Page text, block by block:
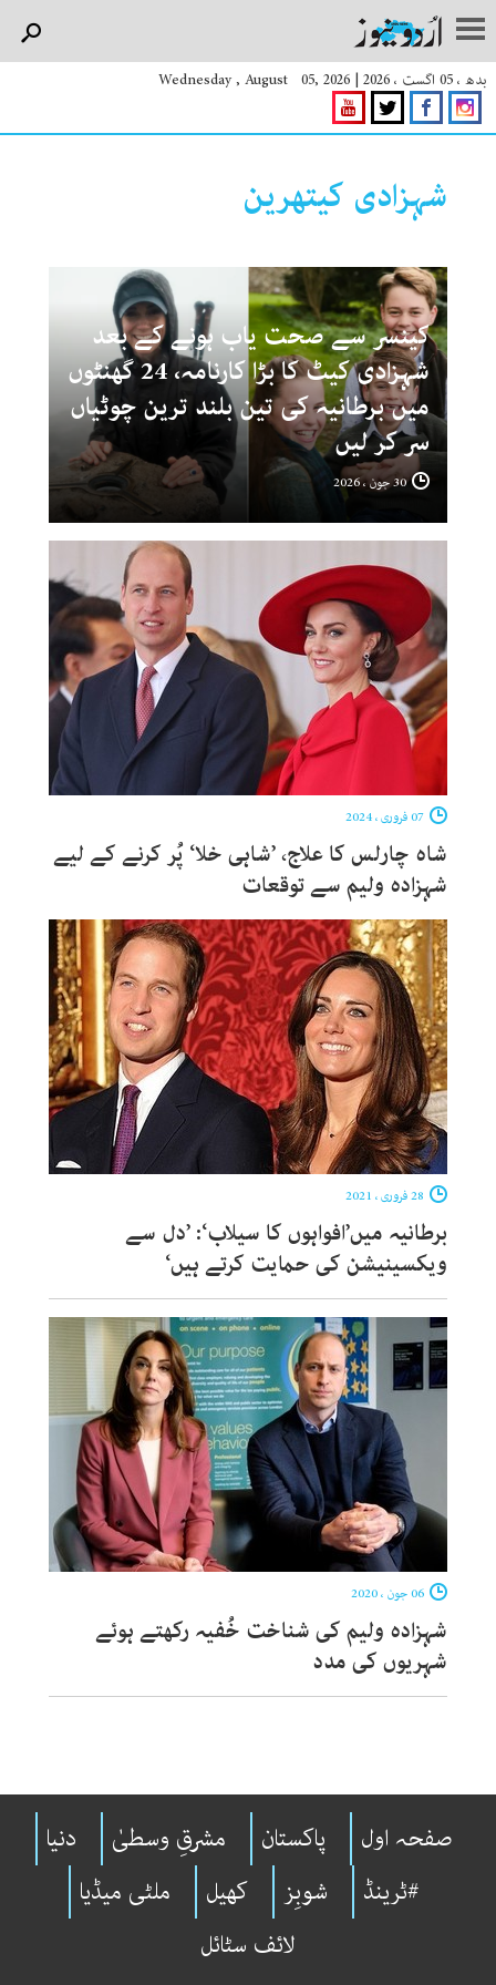
بدھ ، 05 اگست ، 2026 |
Wednesday , August 05, 2026
شہزادی کیتھرین
کینسر سے صحت یاب ہونے کے بعد
شہزادی کیٹ کا بڑا کارنامہ، 24 گھنٹوں
میں برطانیہ کی تین بلند ترین چوٹیاں
سر کر لیں
30 جون ، 2026
شاہ چارلس کا علاج، ’شاہی خلا‘ پُر کرنے کے لیے
شہزادہ ولیم سے توقعات
برطانیہ میں’افواہوں کا سیلاب‘: ’دل سے
ویکسینیشن کی حمایت کرتے ہیں‘
شہزادہ ولیم کی شناخت خُفیہ رکھتے ہوئے
شہریوں کی مدد
صفحہ اول پاکستان مشرقِ وسطیٰ
دنیا
#ٹرینڈ
شوبِز کھیل
ملٹی میڈیا
لائف سٹائل